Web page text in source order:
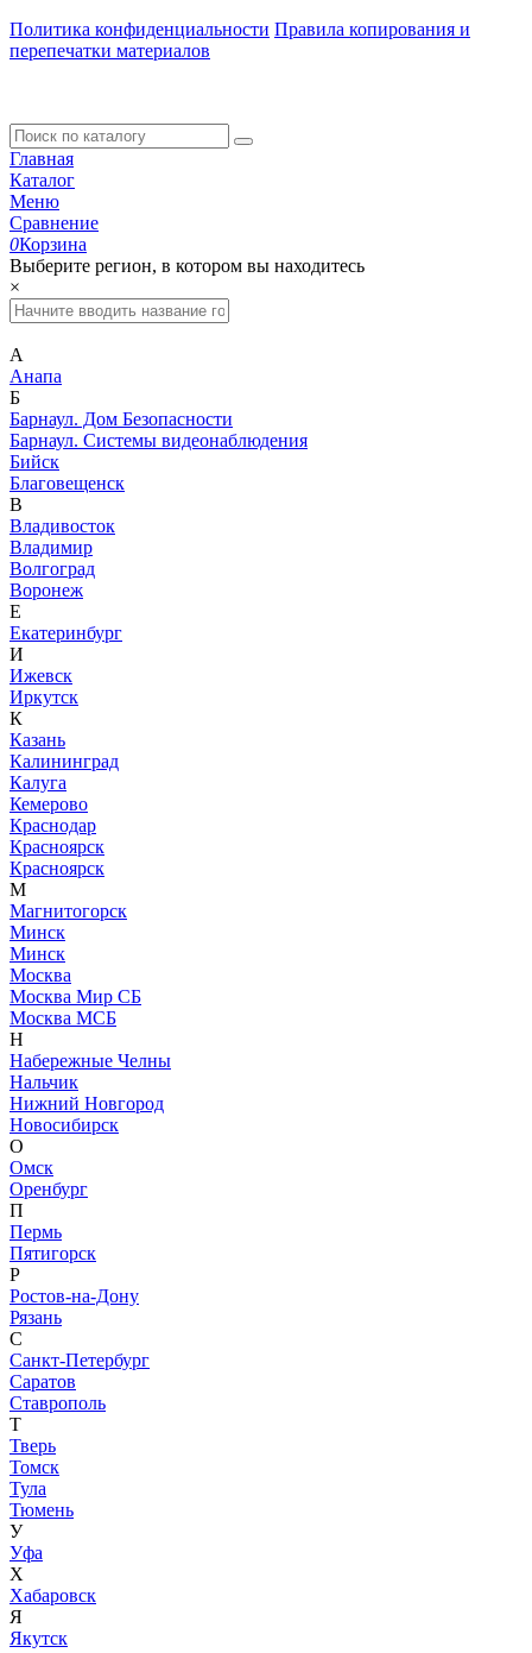
Политика конфиденциальности Правила копирования и
перепечатки материалов
Главная
Каталог
Меню
Сравнение
0Корзина
Выберите регион, в котором вы находитесь
×
А
Анапа
Б
Барнаул. Дом Безопасности
Барнаул. Системы видеонаблюдения
Бийск
Благовещенск
В
Владивосток
Владимир
Волгоград
Воронеж
Е
Екатеринбург
И
Ижевск
Иркутск
К
Казань
Калининград
Калуга
Кемерово
Краснодар
Красноярск
Красноярск
М
Магнитогорск
Минск
Минск
Москва
Москва Мир СБ
Москва МСБ
Н
Набережные Челны
Нальчик
Нижний Новгород
Новосибирск
О
Омск
Оренбург
П
Пермь
Пятигорск
Р
Ростов-на-Дону
Рязань
С
Санкт-Петербург
Саратов
Ставрополь
Т
Тверь
Томск
Тула
Тюмень
У
Уфа
Х
Хабаровск
Я
Якутск